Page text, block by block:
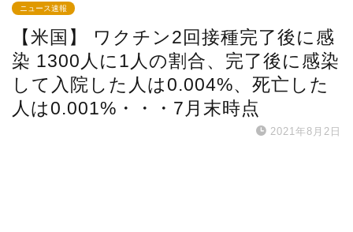
ニュース速報
【米国】 ワクチン2回接種完了後に感
染 1300人に1人の割合、完了後に感染
して入院した人は0.004%、死亡した
人は0.001%・・・7月末時点
2021年8月2日